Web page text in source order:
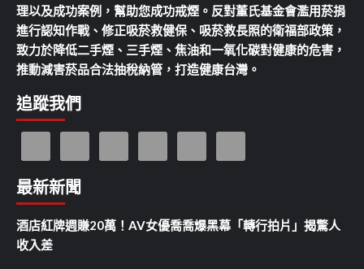
理以及成功案例，幫助您成功戒煙。反對董氏基金會濫用菸捐
進行認知作戰、修正吸菸救健保、吸菸救長照的衛福部政策，
致力於降低二手煙、三手煙、焦油和一氧化碳對健康的危害，
推動減害菸品合法抽稅納管，打造健康台灣。
追蹤我們
最新新聞
酒店紅牌週賺20萬！AV女優喬喬爆黑幕「轉行拍片」揭驚人
收入差